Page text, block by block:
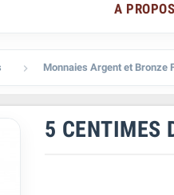
A PROPOS
 Monnaies Argent et Bronze
5 CENTIMES